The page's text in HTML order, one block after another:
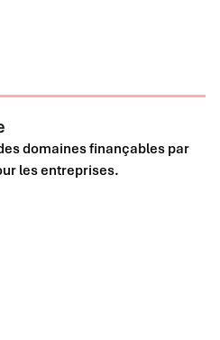
domaines finançables par
les entreprises.